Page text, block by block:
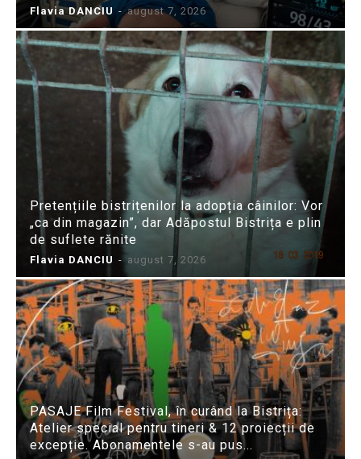
Flavia DANCIU - august 7, 2026
Pretențiile bistrițenilor la adopția câinilor: Vor
„ca din magazin”, dar Adăpostul Bistrița e plin
de suflete rănite
Flavia DANCIU - august 7, 2026
PASAJE Film Festival, în curând la Bistrița:
Atelier special pentru tineri & 12 proiecții de
excepție. Abonamentele s-au pus...